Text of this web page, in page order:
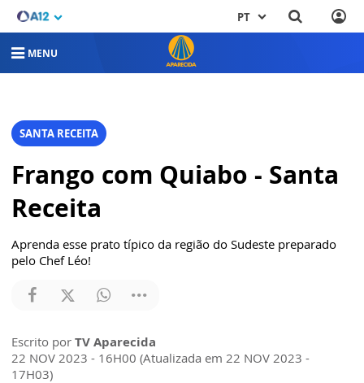
PT
MENU
SANTA RECEITA
Frango com Quiabo - Santa
Receita
Aprenda esse prato típico da região do Sudeste preparado
pelo Chef Léo!
Escrito por TV Aparecida
22 NOV 2023 - 16H00 (Atualizada em 22 NOV 2023 -
17H03)